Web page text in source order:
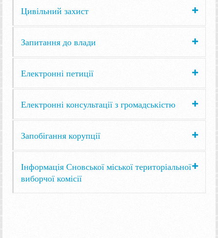
Цивільний захист
Запитання до влади
Електронні петиції
Електронні консультації з громадськістю
Запобігання корупції
Інформація Сновської міської територіальної
виборчої комісії